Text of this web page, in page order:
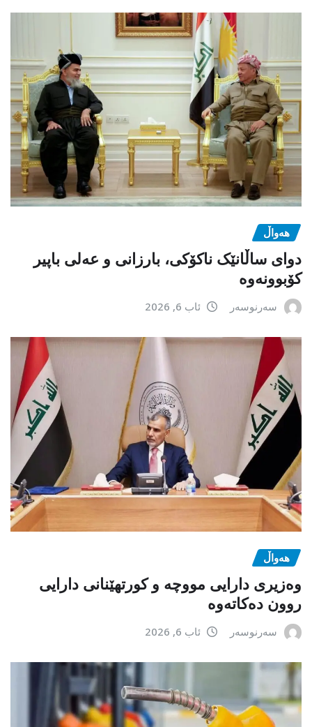
هەواڵ
دوای ساڵانێک ناکۆکی، بارزانی و عەلی باپیر
کۆبوونەوە
سەرنوسەر ئاب 6, 2026
هەواڵ
وەزیری دارایی مووچە و کورتهێنانی دارایی
روون دەکاتەوە
سەرنوسەر ئاب 6, 2026